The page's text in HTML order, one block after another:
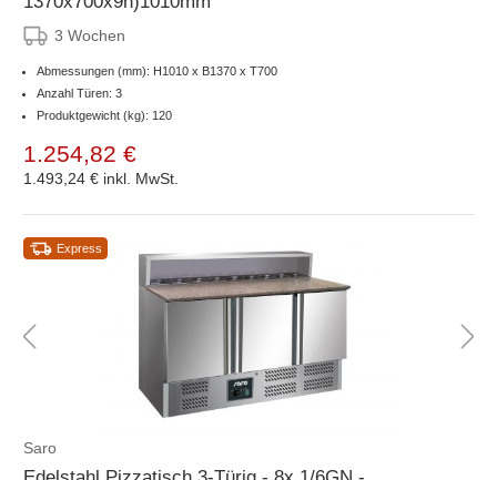
3 Wochen
Abmessungen (mm): H1010 x B1370 x T700
Anzahl Türen: 3
Produktgewicht (kg): 120
1.254,82 €
1.493,24 € inkl. MwSt.
Express
Saro